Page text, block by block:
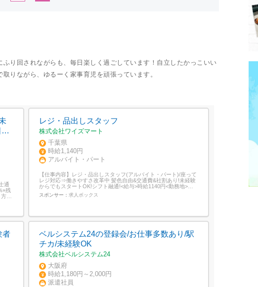
り回されながらも、毎日楽しく過ごしています！自立したかっこいい
りながら、ゆるーく家事育児を頑張っています。
通
残
を
は
レジ・品出しスタッフ
株式会社ワイズマート
千葉県
時給1,140円
アルバイト・パート
【仕事内容】レジ・品出しスタッフ(アルバイト・パート)/座って
レジ対応⇒働きやすさ改革中 髪色自由&交通費&社割あり!未経験
からでもスタートOK!シフト融通!<給与>時給1140円<勤務地>千
葉県 船橋市<最寄駅>南船橋駅地域密着!ワイズマートで働こう!シ
フトの融通 曜日や時間は相談OK!学校や家庭と両立して働ける <
スポンサー： 求人ボックス
者
ベルシステム24の登録会/お仕事多数あり/駅
チカ/未経験OK
株式会社ベルシステム24
大阪府
時給1,180円～2,000円
派遣社員